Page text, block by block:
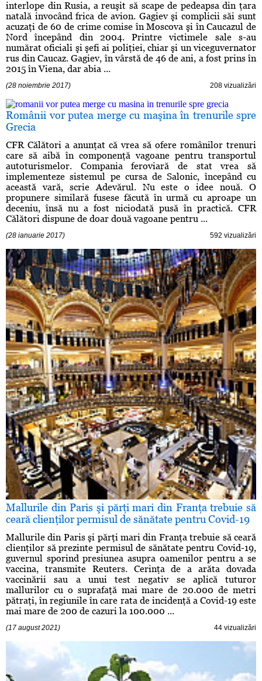
interlope din Rusia, a reuşit să scape de pedeapsa din ţara
natală invocând frica de avion. Gagiev şi complicii săi sunt
acuzaţi de 60 de crime comise în Moscova şi în Caucazul de
Nord începând din 2004. Printre victimele sale s-au
numărat oficiali şi şefi ai poliţiei, chiar şi un viceguvernator
rus din Caucaz. Gagiev, în vârstă de 46 de ani, a fost prins în
2015 în Viena, dar abia ...
(28 noiembrie 2017) 208 vizualizări
Românii vor putea merge cu maşina în trenurile spre
Grecia
CFR Călători a anunţat că vrea să ofere românilor trenuri
care să aibă în componenţă vagoane pentru transportul
autoturismelor. Compania feroviară de stat vrea să
implementeze sistemul pe cursa de Salonic, începând cu
această vară, scrie Adevărul. Nu este o idee nouă. O
propunere similară fusese făcută în urmă cu aproape un
deceniu, însă nu a fost niciodată pusă în practică. CFR
Călători dispune de doar două vagoane pentru ...
(28 ianuarie 2017) 592 vizualizări
Mallurile din Paris şi părţi mari din Franţa trebuie să
ceară clienţilor permisul de sănătate pentru Covid-19
Mallurile din Paris şi părţi mari din Franţa trebuie să ceară
clienţilor să prezinte permisul de sănătate pentru Covid-19,
guvernul sporind presiunea asupra oamenilor pentru a se
vaccina, transmite Reuters. Cerinţa de a arăta dovada
vaccinării sau a unui test negativ se aplică tuturor
mallurilor cu o suprafaţă mai mare de 20.000 de metri
pătraţi, în regiunile în care rata de incidenţă a Covid-19 este
mai mare de 200 de cazuri la 100.000 ...
(17 august 2021) 44 vizualizări